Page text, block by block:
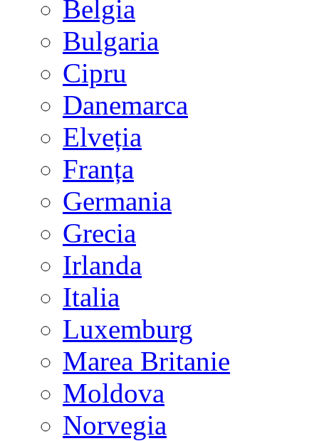
Belgia
Bulgaria
Cipru
Danemarca
Elveția
Franța
Germania
Grecia
Irlanda
Italia
Luxemburg
Marea Britanie
Moldova
Norvegia